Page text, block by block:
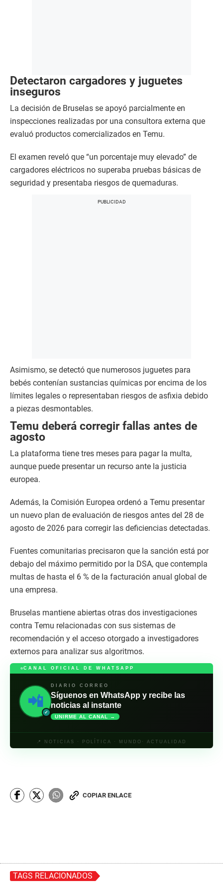
Detectaron cargadores y juguetes
inseguros
La decisión de Bruselas se apoyó parcialmente en
inspecciones realizadas por una consultora externa que
evaluó productos comercializados en Temu.
El examen reveló que “un porcentaje muy elevado” de
cargadores eléctricos no superaba pruebas básicas de
seguridad y presentaba riesgos de quemaduras.
Asimismo, se detectó que numerosos juguetes para
bebés contenían sustancias químicas por encima de los
límites legales o representaban riesgos de asfixia debido
a piezas desmontables.
Temu deberá corregir fallas antes de
agosto
La plataforma tiene tres meses para pagar la multa,
aunque puede presentar un recurso ante la justicia
europea.
Además, la Comisión Europea ordenó a Temu presentar
un nuevo plan de evaluación de riesgos antes del 28 de
agosto de 2026 para corregir las deficiencias detectadas.
Fuentes comunitarias precisaron que la sanción está por
debajo del máximo permitido por la DSA, que contempla
multas de hasta el 6 % de la facturación anual global de
una empresa.
Bruselas mantiene abiertas otras dos investigaciones
contra Temu relacionadas con sus sistemas de
recomendación y el acceso otorgado a investigadores
externos para analizar sus algoritmos.
CANAL OFICIAL DE WHATSAPP
📲
✓
DIARIO CORREO
Síguenos en WhatsApp y recibe las
noticias al instante
UNIRME AL CANAL →
📍 NOTICIAS · POLÍTICA · MUNDO· ACTUALIDAD
COPIAR ENLACE
TAGS RELACIONADOS